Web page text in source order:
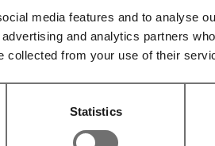
media features and to analyse
and analytics partners
collected from your use of their
Statistics
eller via besøg af
og setup, man selv nemt kan
vores eget “reference” anlæg
side